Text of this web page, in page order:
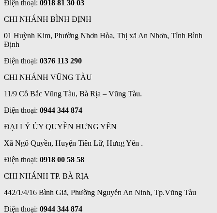
Điện thoại: 0918 81 30 03
CHI NHÁNH BÌNH ĐỊNH
01 Huỳnh Kim, Phường Nhơn Hòa, Thị xã An Nhơn, Tỉnh Bình
Định
Điện thoại: 0376 113 290
CHI NHÁNH VŨNG TÀU
11/9 Cô Bắc Vũng Tàu, Bà Rịa – Vũng Tàu.
Điện thoại: 0944 344 874
ĐẠI LÝ ỦY QUYỀN HƯNG YÊN
Xã Ngô Quyền, Huyện Tiên Lữ, Hưng Yên .
Điện thoại: 0918 00 58 58
CHI NHÁNH TP. BÀ RỊA
442/1/4/16 Bình Giã, Phường Nguyễn An Ninh, Tp.Vũng Tàu
Điện thoại: 0944 344 874